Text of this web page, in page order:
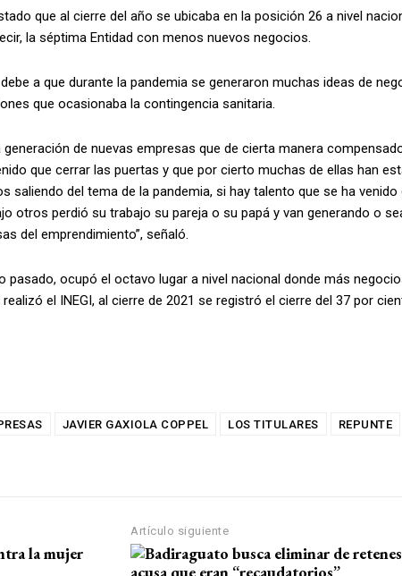
que al cierre del año se ubicaba en la posición 26 a nivel
la séptima Entidad con menos nuevos negocios.
a que durante la pandemia se generaron muchas ideas de
que ocasionaba la contingencia sanitaria.
de nuevas empresas que de cierta manera
que cerrar las puertas y que por cierto muchas de ellas han
saliendo del tema de la pandemia, si hay talento que se ha venido
otros perdió su trabajo su pareja o su papá y van generando o
del emprendimiento”, señaló.
pasado, ocupó el octavo lugar a nivel nacional donde más
el INEGI, al cierre de 2021 se registró el cierre del 37 por
JAVIER GAXIOLA COPPEL LOS TITULARES
REPUNTE
Artículo siguiente